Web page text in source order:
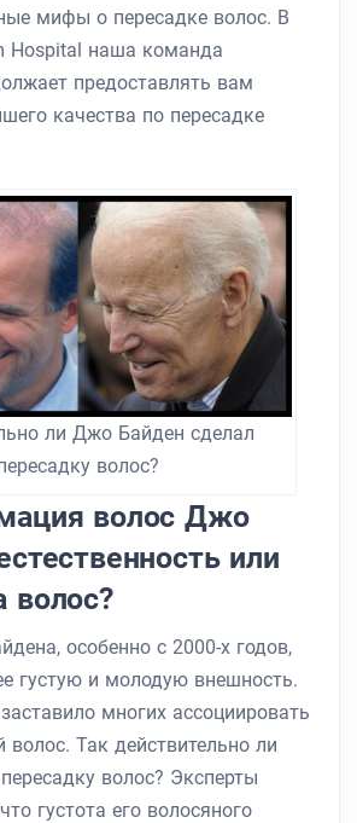
мифы о пересадке волос. В
Hospital наша команда
предоставлять вам
качества по пересадке
ли Джо Байден сделал
волос?
волос Джо
или
волос?
особенно с 2000-х годов,
густую и молодую внешность.
многих ассоциировать
волос. Так действительно ли
волос? Эксперты
густота его волосяного